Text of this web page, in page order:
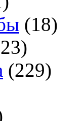
(18)
(229)